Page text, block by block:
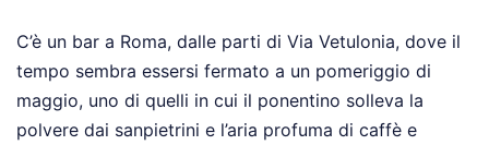
C’è un bar a Roma, dalle parti di Via Vetulonia, dove il
tempo sembra essersi fermato a un pomeriggio di
maggio, uno di quelli in cui il ponentino solleva la
polvere dai sanpietrini e l’aria profuma di caffè e